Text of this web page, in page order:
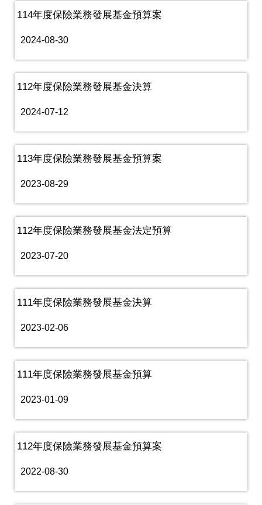
114年度保險業務發展基金預算案
2024-08-30
112年度保險業務發展基金決算
2024-07-12
113年度保險業務發展基金預算案
2023-08-29
112年度保險業務發展基金法定預算
2023-07-20
111年度保險業務發展基金決算
2023-02-06
111年度保險業務發展基金預算
2023-01-09
112年度保險業務發展基金預算案
2022-08-30